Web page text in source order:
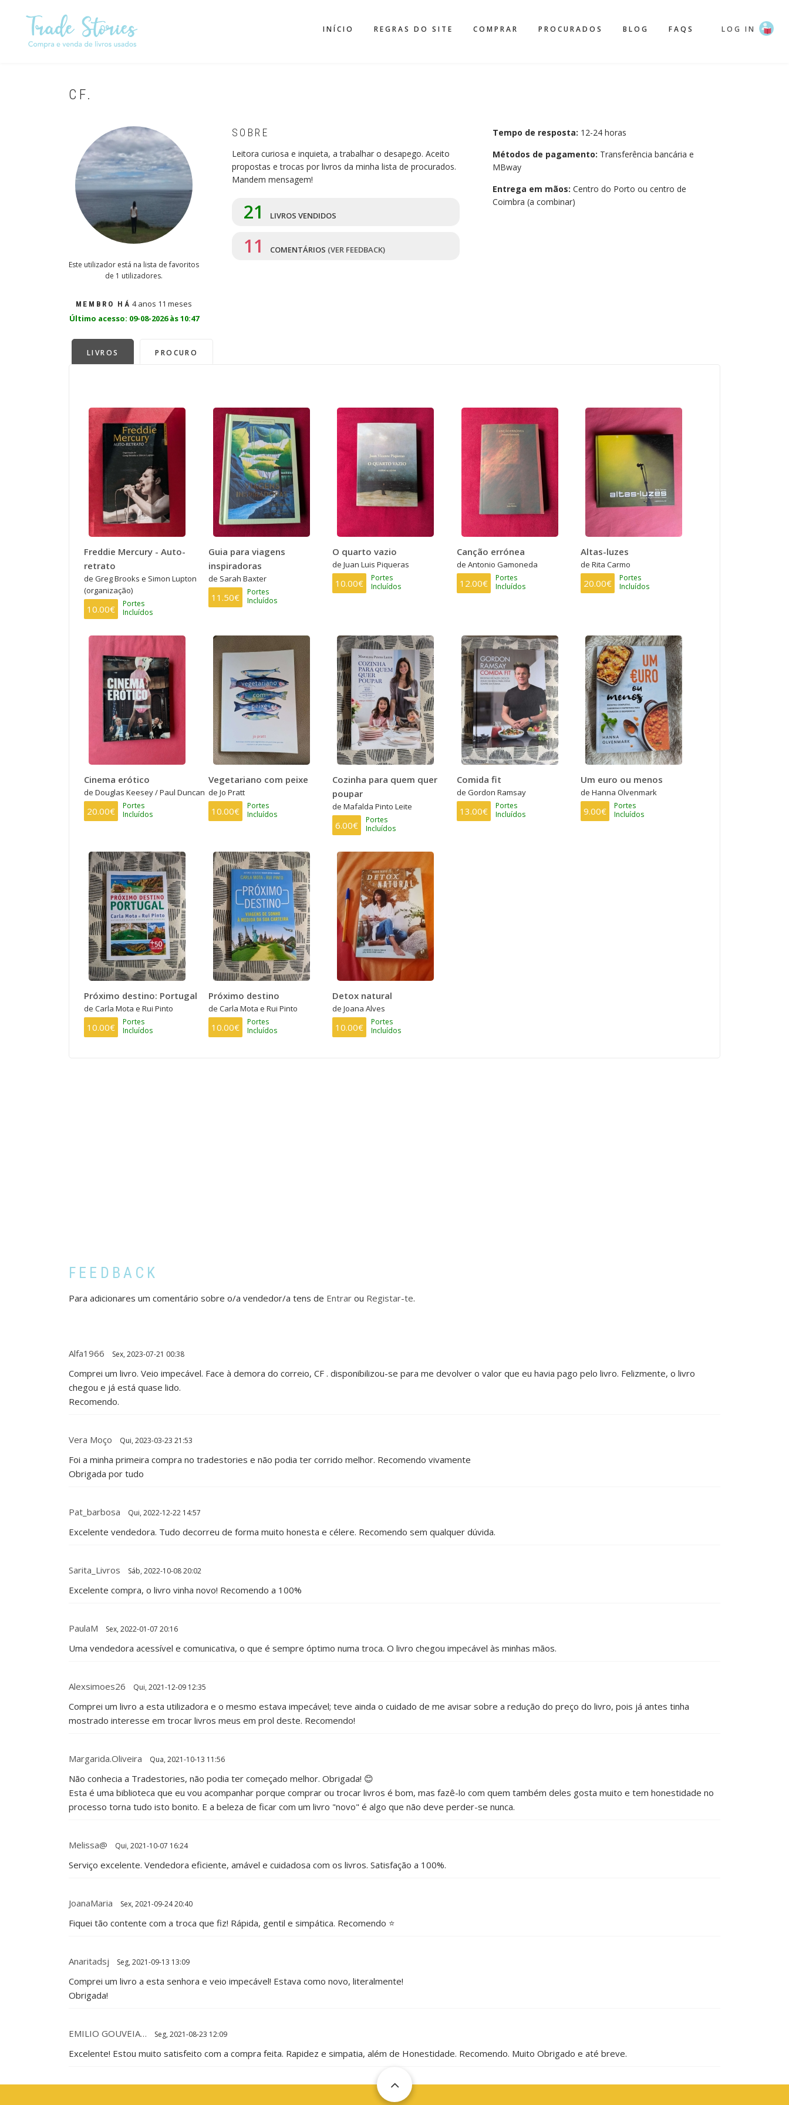
conteúdo
INÍCIO REGRAS DO SITE COMPRAR PROCURADOS BLOG FAQS LOG IN
CF.
Este utilizador está na lista de favoritos
de 1 utilizadores.
MEMBRO HÁ 4 anos 11 meses
Último acesso: 09-08-2026 às 10:47
SOBRE
Leitora curiosa e inquieta, a trabalhar o desapego. Aceito
propostas e trocas por livros da minha lista de procurados.
Mandem mensagem!
21 LIVROS VENDIDOS
11 COMENTÁRIOS (VER FEEDBACK)
Tempo de resposta: 12-24 horas
Métodos de pagamento: Transferência bancária e
MBway
Entrega em mãos: Centro do Porto ou centro de
Coimbra (a combinar)
LIVROS PROCURO
Freddie Mercury - Auto-
retrato
de Greg Brooks e Simon Lupton
(organização)
10.00€
Portes
Incluídos
Guia para viagens
inspiradoras
de Sarah Baxter
11.50€
Portes
Incluídos
O quarto vazio
de Juan Luis Piqueras
10.00€
Portes
Incluídos
Canção errónea
de Antonio Gamoneda
12.00€
Portes
Incluídos
Altas-luzes
de Rita Carmo
20.00€
Portes
Incluídos
Cinema erótico
de Douglas Keesey / Paul Duncan
20.00€
Portes
Incluídos
Vegetariano com peixe
de Jo Pratt
10.00€
Portes
Incluídos
Cozinha para quem quer
poupar
de Mafalda Pinto Leite
6.00€
Portes
Incluídos
Comida fit
de Gordon Ramsay
13.00€
Portes
Incluídos
Um euro ou menos
de Hanna Olvenmark
9.00€
Portes
Incluídos
Próximo destino: Portugal
de Carla Mota e Rui Pinto
10.00€
Portes
Incluídos
Próximo destino
de Carla Mota e Rui Pinto
10.00€
Portes
Incluídos
Detox natural
de Joana Alves
10.00€
Portes
Incluídos
FEEDBACK
Para adicionares um comentário sobre o/a vendedor/a tens de Entrar ou Registar-te.
Alfa1966 Sex, 2023-07-21 00:38
Comprei um livro. Veio impecável. Face à demora do correio, CF . disponibilizou-se para me devolver o valor que eu havia pago pelo livro. Felizmente, o livro
chegou e já está quase lido.
Recomendo.
Vera Moço Qui, 2023-03-23 21:53
Foi a minha primeira compra no tradestories e não podia ter corrido melhor. Recomendo vivamente
Obrigada por tudo
Pat_barbosa Qui, 2022-12-22 14:57
Excelente vendedora. Tudo decorreu de forma muito honesta e célere. Recomendo sem qualquer dúvida.
Sarita_Livros Sáb, 2022-10-08 20:02
Excelente compra, o livro vinha novo! Recomendo a 100%
PaulaM Sex, 2022-01-07 20:16
Uma vendedora acessível e comunicativa, o que é sempre óptimo numa troca. O livro chegou impecável às minhas mãos.
Alexsimoes26 Qui, 2021-12-09 12:35
Comprei um livro a esta utilizadora e o mesmo estava impecável; teve ainda o cuidado de me avisar sobre a redução do preço do livro, pois já antes tinha
mostrado interesse em trocar livros meus em prol deste. Recomendo!
Margarida.oliveira Qua, 2021-10-13 11:56
Não conhecia a Tradestories, não podia ter começado melhor. Obrigada! 😊
Esta é uma biblioteca que eu vou acompanhar porque comprar ou trocar livros é bom, mas fazê-lo com quem também deles gosta muito e tem honestidade no
processo torna tudo isto bonito. E a beleza de ficar com um livro "novo" é algo que não deve perder-se nunca.
Melissa@ Qui, 2021-10-07 16:24
Serviço excelente. Vendedora eficiente, amável e cuidadosa com os livros. Satisfação a 100%.
JoanaMaria Sex, 2021-09-24 20:40
Fiquei tão contente com a troca que fiz! Rápida, gentil e simpática. Recomendo ⭐
Anaritadsj Seg, 2021-09-13 13:09
Comprei um livro a esta senhora e veio impecável! Estava como novo, literalmente!
Obrigada!
EMILIO GOUVEIA… Seg, 2021-08-23 12:09
Excelente! Estou muito satisfeito com a compra feita. Rapidez e simpatia, além de Honestidade. Recomendo. Muito Obrigado e até breve.